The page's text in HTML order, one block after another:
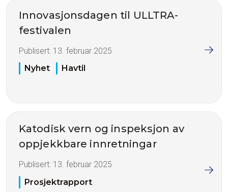
Innovasjonsdagen til ULLTRA-
festivalen
Publisert: 13. februar 2025
Nyhet
Havtil
Katodisk vern og inspeksjon av
oppjekkbare innretningar
Publisert: 13. februar 2025
Prosjektrapport